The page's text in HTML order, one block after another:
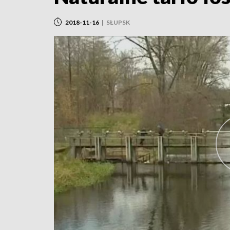
2018-11-16 | SŁUPSK